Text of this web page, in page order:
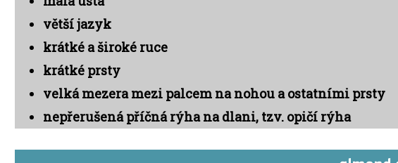
větší jazyk
krátké a široké ruce
krátké prsty
velká mezera mezi palcem na nohou a ostatními prsty
nepřerušená příčná rýha na dlani, tzv. opičí rýha